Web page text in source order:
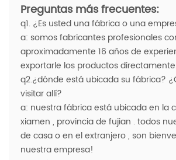
Preguntas más frecuentes:
q1. ¿Es usted una fábrica o una
a: somos fabricantes profesionales
aproximadamente 16 años de
exportarle los productos
q2.¿dónde está ubicada su fábrica?
visitar allí?
a: nuestra fábrica está ubicada en la
xiamen , provincia de fujian . todos
de casa o en el extranjero , son
nuestra empresa!